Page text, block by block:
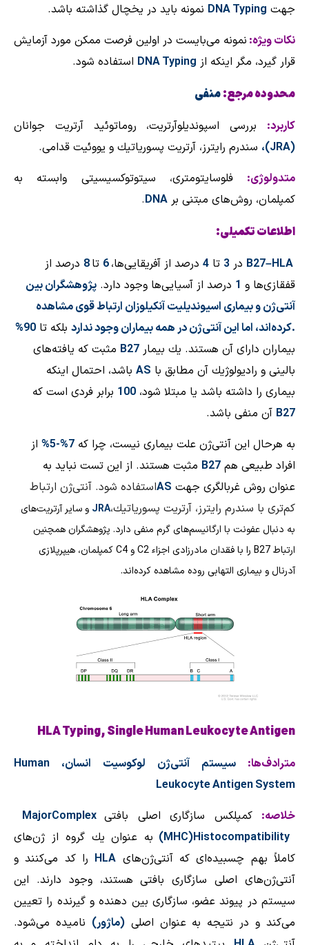
جهت DNA Typing نمونه باید در یخچال گذاشته باشد.
نكات ویژه: نمونه می‌بایست در اولین فرصت ممكن مورد آزمایش
قرار گیرد، مگر اینكه از DNA Typing استفاده شود.
محدوده مرجع:منفی
كاربرد:
بررسی اسپوندیلوآرتریت، روماتوئید آرتریت جوانان
(
JRA)، سندرم رایترز، آرتریت پسوریاتیك و یووئیت قدامی.
متدولوژی:
فلوسایتومتری، سیتوتوكسیسیتی وابسته به
كمپلمان، روش‌های مبتنی بر DNA
.
اطلاعات تكمیلی:
HLA
–
B27 در 3 تا 4 درصد از آفریقایی‌ها، تا
درصد از
قفقازی‌ها و 1 درصد از آسیایی‌ها وجود دارد. پژوهشگران بین
آنتی‌ژن و بیماری اسیوندیلیت آنکیلوزان ارتباط قوی مشاهده
کرده‌اند، اما این آنتی‌ژن در همه بیماران وجود ندارد.
بلكه تا 90%
بیماران دارای آن هستند. یك بیمار B27 مثبت كه یافته‌های
بالینی و رادیولوژیك آن مطابق با AS باشد، احتمال اینكه
بیماری را داشته باشد یا مبتلا شود، 100 برابر فردی است كه
B27 آن منفی باشد.
به هرحال این آنتی‌ژن علت بیماری نیست، چرا كه 7%-5%
از
افراد طبیعی هم B27 مثبت هستند. از این تست نباید به
عنوان روش غربالگری جهت ASاستفاده شود. آنتی‌ژن ارتباط
كم‌تری با سندرم رایترز، آرتریت پسوریاتیك،JRA و سایر آرتریت‌های
به دنبال عفونت با ارگانیسم‌های گرم منفی دارد. پژوهشگران همچنین
ارتباط B27 را با فقدان مادرزادی اجزاء C2 و C4 کمپلمان، هیپرپلازی
آدرنال و بیماری التهابی روده مشاهده کرده‌اند.
HLA Typing, Single Human Leukocyte Antigen
مترادف‌ها: سیستم آنتی‌ژن لوكوسیت انسان، Human
Leukocyte Antigen System
خلاصه: كمپلكس سازگاری اصلی بافتی Complex
Major
Histocompatibility
(
MHC
) به عنوان یك گروه از ژن‌های
كاملاً بهم چسبیده‌ای كه آنتی‌ژن‌های HLA را كد می‌كنند و
آنتی‌ژن‌های اصلی سازگاری بافتی هستند، وجود دارند. این
سیستم در پیوند عضو، سازگاری بین دهنده و گیرنده را تعیین
می‌كند و در نتیجه به عنوان اصلی (ماژور) نامیده می‌شود.